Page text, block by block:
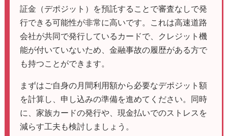
証金（デポジット）を預託することで審査なしで発
行できる可能性が非常に高いです。これは高速道路
会社が共同で発行しているカードで、クレジット機
能が付いていないため、金融事故の履歴がある方で
も持つことができます。
まずはご自身の月間利用額から必要なデポジット額
を計算し、申し込みの準備を進めてください。同時
に、家族カードの発行や、現金払いでのストレスを
減らす工夫も検討しましょう。